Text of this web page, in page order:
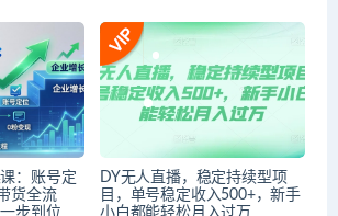
：账号定
货全流
DY无人直播，稳定持续型项
目，单号稳定收入500+，新手